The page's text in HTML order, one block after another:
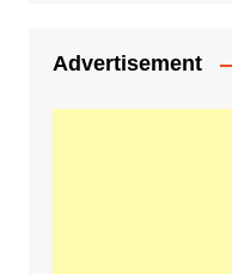
Advertisement